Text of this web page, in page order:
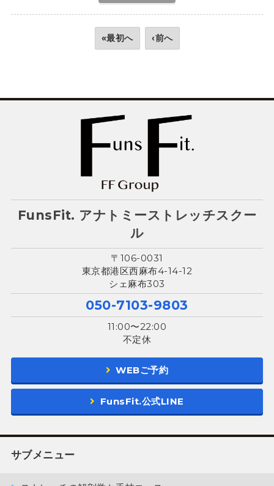
«最初へ ‹前へ
FunsFit. アナトミーストレッチスクー
ル
〒106-0031
東京都港区西麻布4-14-12
シェ麻布303
050-7103-9803
11:00〜22:00
不定休
WEBご予約
FunsFit.公式LINE
サブメニュー